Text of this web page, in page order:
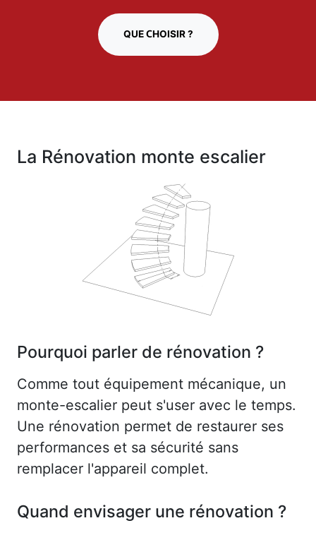
QUE CHOISIR ?
La Rénovation monte escalier
Pourquoi parler de rénovation ?
Comme tout équipement mécanique, un
monte-escalier peut s'user avec le temps.
Une rénovation permet de restaurer ses
performances et sa sécurité sans
remplacer l'appareil complet.
Quand envisager une rénovation ?